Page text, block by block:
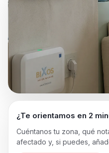
¿Te orientamos en 2
Cuéntanos tu zona, qué
afectado y, si puedes,